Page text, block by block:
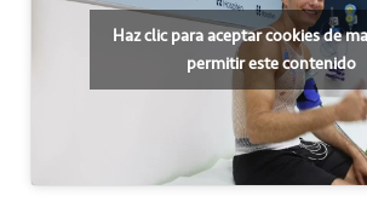
Haz clic para aceptar cookies de
permitir este contenido